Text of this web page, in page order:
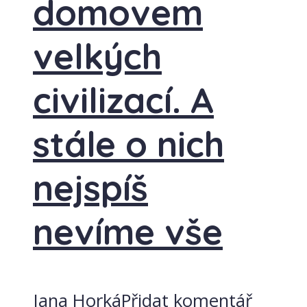
domovem
velkých
civilizací. A
stále o nich
nejspíš
nevíme vše
Jana HorkáPřidat komentář